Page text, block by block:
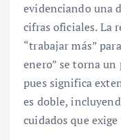
evidenciando una
cifras oficiales. La
“trabajar más”
enero” se torna
pues significa
es doble,
cuidados que